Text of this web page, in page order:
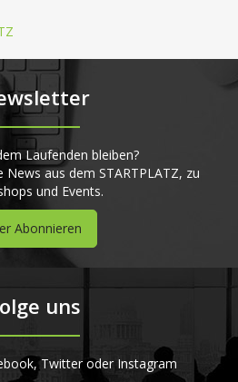
Laufenden bleiben?
aus dem STARTPLATZ, zu
und Events.
Abonnieren
uns
Twitter oder Instagram